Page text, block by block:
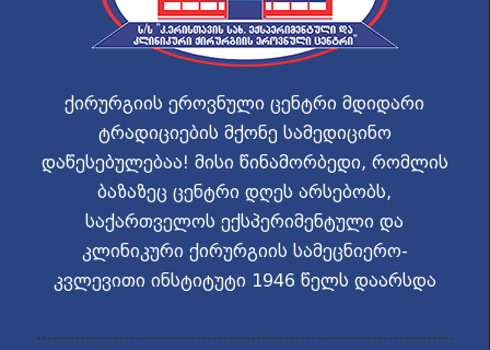
ქირურგიის ეროვნული ცენტრი მდიდარი
ტრადიციების მქონე სამედიცინო
დაწესებულებაა! მისი წინამორბედი, რომლის
ბაზაზეც ცენტრი დღეს არსებობს,
საქართველოს ექსპერიმენტული და
კლინიკური ქირურგიის სამეცნიერო-
კვლევითი ინსტიტუტი 1946 წელს დაარსდა